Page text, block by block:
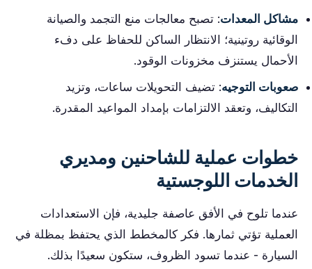
مشاكل المعدات: تصبح معالجات منع التجمد والصيانة
الوقائية روتينية؛ الانتظار الساكن للحفاظ على دفء
الأحمال يستنزف مخزونات الوقود.
صعوبات التوجيه: تضيف التحويلات ساعات، وتزيد
التكاليف، وتعقد الالتزامات بإمداد المواعيد المقدرة.
خطوات عملية للشاحنين ومديري
الخدمات اللوجستية
عندما تلوح في الأفق عاصفة جليدية، فإن الاستعدادات
العملية تؤتي ثمارها. فكر كالمخطط الذي يحتفظ بمظلة في
السيارة - عندما تسود الظروف، ستكون سعيدًا بذلك.